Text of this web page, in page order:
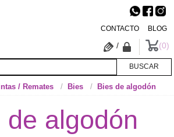
/ 0
CONTACTO BLOG
/ Remates Bies Bies de algodón
de algodón